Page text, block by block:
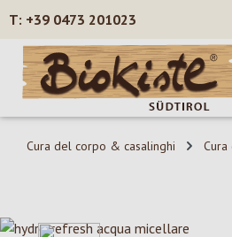
Passa al contenuto principale
+39 0473 201023
Cura del corpo & casalinghi
Salta la galleria di immagini